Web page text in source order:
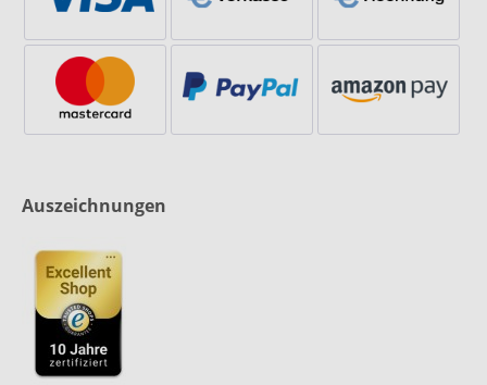
Auszeichnungen